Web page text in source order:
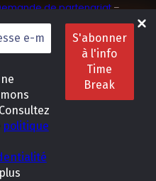
politique
de partenariat–
français
rue de Mireille – 83 150
Conditions